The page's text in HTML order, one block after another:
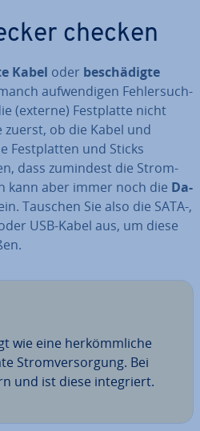
checken
Kabel oder be­schä­dig­te
auf­wen­di­gen Feh­ler­such­
(externe) Fest­plat­te nicht
ob die Kabel und
Fest­plat­ten und Sticks
dass zumindest die Strom­
kann aber immer noch die Da­
Tauschen Sie also die SATA-,
USB-Kabel aus, um diese
wie eine her­kömm­li­che
Strom­ver­sor­gung. Bei
und ist diese in­te­griert.